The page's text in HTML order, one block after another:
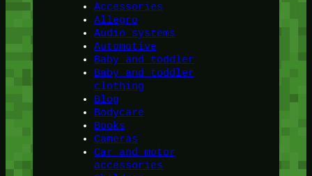
Accessories
Allegro
Audio systems
Automotive
Baby and toddler
Baby and toddler
clothing
Blog
Bodycare
Books
Cameras
Car and motor
accessories